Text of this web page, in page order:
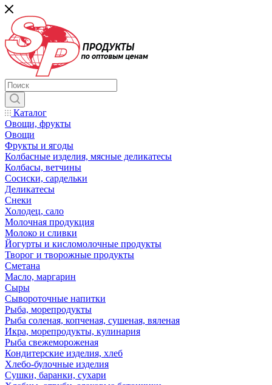
Каталог
Овощи, фрукты
Овощи
Фрукты и ягоды
Колбасные изделия, мясные деликатесы
Колбасы, ветчины
Сосиски, сардельки
Деликатесы
Снеки
Холодец, сало
Молочная продукция
Молоко и сливки
Йогурты и кисломолочные продукты
Творог и творожные продукты
Сметана
Масло, маргарин
Сыры
Сывороточные напитки
Рыба, морепродукты
Рыба соленая, копченая, сушеная, вяленая
Икра, морепродукты, кулинария
Рыба свежемороженая
Кондитерские изделия, хлеб
Хлебо-булочные изделия
Сушки, баранки, сухари